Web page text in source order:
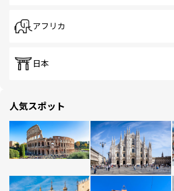
アフリカ
日本
人気スポット